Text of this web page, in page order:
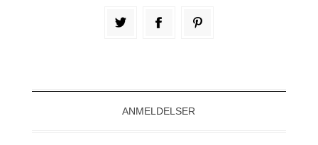
ANMELDELSER